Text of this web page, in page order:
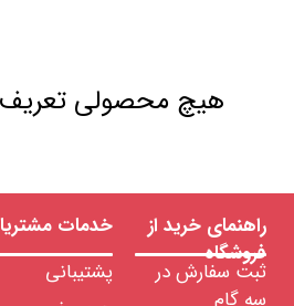
هیچ محصولی
راهنمای خرید از
فروشگاه
ثبت سفارش در
سه گام
خدمات
پشتیبانی